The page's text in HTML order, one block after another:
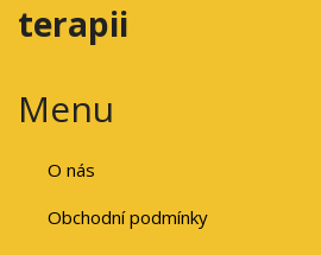
terapii
Menu
O nás
Obchodní podmínky